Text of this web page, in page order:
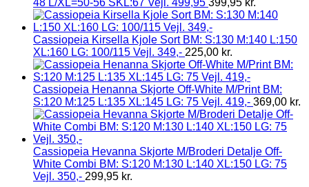
48 L/XL=50-56 SKL:67 Vejl. 499,95 399,95 kr.
Cassiopeia Kirsella Kjole Sort BM: S:130 M:140 L:150
XL:160 LG: 100/115 Vejl. 349,- 225,00 kr.
Cassiopeia Henanna Skjorte Off-White M/Print BM:
S:120 M:125 L:135 XL:145 LG: 75 Vejl. 419,- 369,00 kr.
Cassiopeia Hevanna Skjorte M/Broderi Detalje Off-
White Combi BM: S:120 M:130 L:140 XL:150 LG: 75
Vejl. 350,- 299,95 kr.